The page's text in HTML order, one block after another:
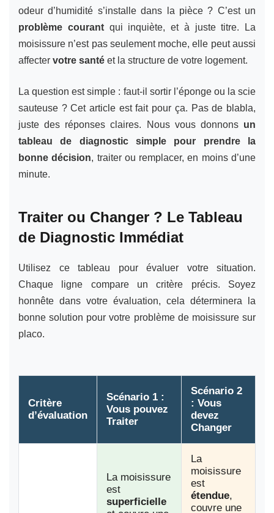
odeur d’humidité s’installe dans la pièce ? C’est un
problème courantqui inquiète, et à juste titre. La
moisissure n’est pas seulement moche, elle peut aussi
affecter votre santé et la structure de votre logement.
La question est simple : faut-il sortir l’éponge ou la scie
sauteuse ? Cet article est fait pour ça. Pas de blabla,
juste des réponses claires. Nous vous donnons un
tableau de diagnostic simple pour prendre la
bonne décision, traiter ou remplacer, en moins d’une
minute.
Traiter ou Changer ? Le Tableau
de Diagnostic Immédiat
Utilisez ce tableau pour évaluer votre situation.
Chaque ligne compare un critère précis. Soyez
honnête dans votre évaluation, cela déterminera la
bonne solution pour votre problème de moisissure sur
placo.
Critère
d’évaluation
Scénario 1 :
Vous pouvez
Traiter
Scénario 2
: Vous
devez
Changer
La moisissure
est
superficielle
La
moisissure
est
étendue,
couvre une